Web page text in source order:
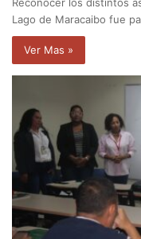
Reconocer los distintos
Lago de Maracaibo fue
Ver Mas »